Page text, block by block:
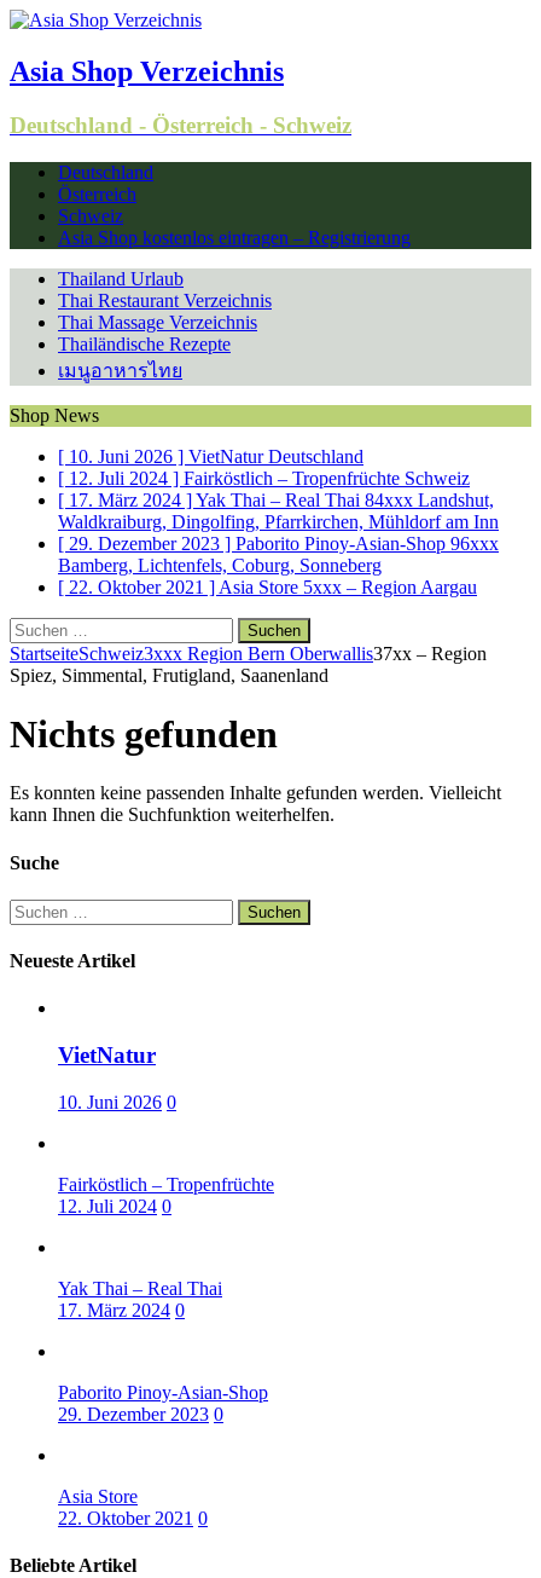
Asia Shop Verzeichnis
Deutschland - Österreich - Schweiz
Deutschland
Österreich
Schweiz
Asia Shop kostenlos eintragen – Registrierung
Thailand Urlaub
Thai Restaurant Verzeichnis
Thai Massage Verzeichnis
Thailändische Rezepte
เมนูอาหารไทย
Shop News
[
] VietNaturDeutschland
[
] Fairköstlich – Tropenfrüchte Schweiz
[
]Yak Thai – Real Thai 84xxx Landshut,
Waldkraiburg, Dingolfing, Pfarrkirchen, Mühldorf am Inn
[
] Paborito Pinoy-Asian-Shop 96xxx
Bamberg, Lichtenfels, Coburg, Sonneberg
[
] Asia Store 5xxx – Region Aargau
Suchen
nach:
StartseiteSchweiz3xxx Region Bern Oberwallis37xx – Region
Spiez, Simmental, Frutigland, Saanenland
Nichts gefunden
Es konnten keine passenden Inhalte gefunden werden. Vielleicht
kann Ihnen die Suchfunktion weiterhelfen.
Suche
Suchen
nach:
Neueste Artikel
VietNatur
0
Fairköstlich – Tropenfrüchte
0
Yak Thai – Real Thai
0
Paborito Pinoy-Asian-Shop
0
Asia Store
0
Beliebte Artikel